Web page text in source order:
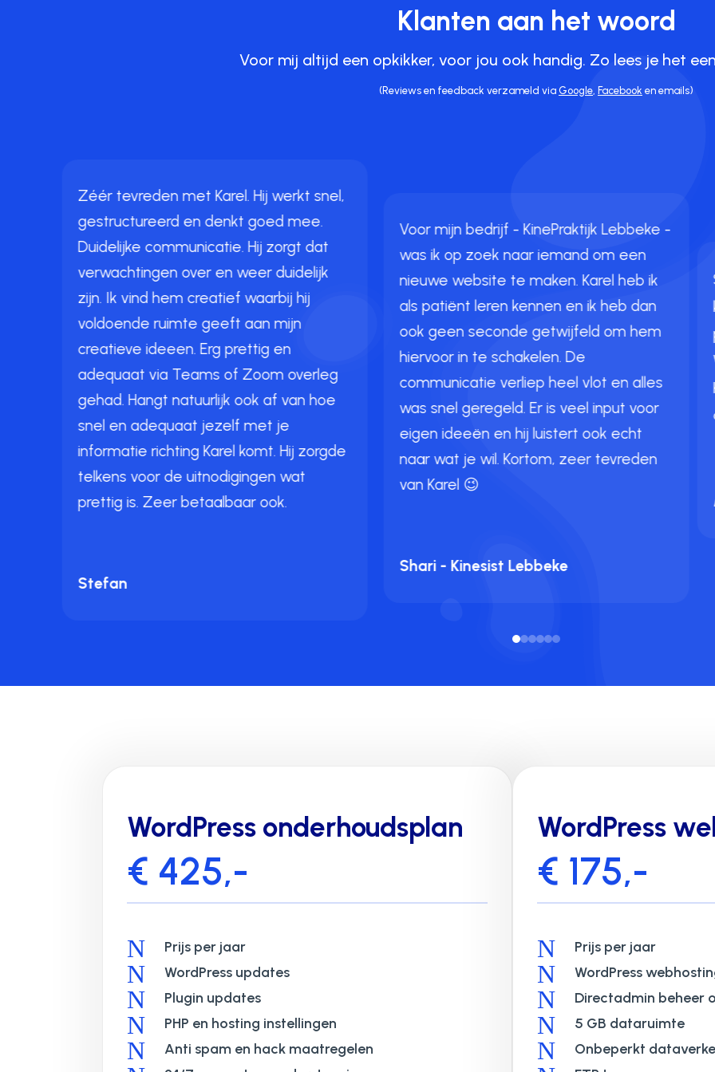
Klanten aan het woord
Voor mij altijd een opkikker, voor jou ook handig. Zo lees je het
(Reviews en feedback verzameld via Google, Facebook en emails)
Zéér tevreden met Karel. Hij werkt snel,
gestructureerd en denkt goed mee.
Duidelijke communicatie. Hij zorgt dat
verwachtingen over en weer duidelijk
zijn. Ik vind hem creatief waarbij hij
voldoende ruimte geeft aan mijn
creatieve ideeen. Erg prettig en
adequaat via Teams of Zoom overleg
gehad. Hangt natuurlijk ook af van hoe
snel en adequaat jezelf met je
informatie richting Karel komt. Hij zorgde
telkens voor de uitnodigingen wat
prettig is. Zeer betaalbaar ook.
Stefan
Voor mijn bedrijf - KinePraktijk Lebbeke -
was ik op zoek naar iemand om een
nieuwe website te maken. Karel heb ik
als patiënt leren kennen en ik heb dan
ook geen seconde getwijfeld om hem
hiervoor in te schakelen. De
communicatie verliep heel vlot en alles
was snel geregeld. Er is veel input voor
eigen ideeën en hij luistert ook echt
naar wat je wil. Kortom, zeer tevreden
van Karel 😉
Shari - Kinesist Lebbeke
WordPress onderhoudsplan
€ 425,-
N Prijs per jaar
N WordPress updates
N Plugin updates
N PHP en hosting instellingen
N Anti spam en hack maatregelen
WordPress
€ 175,-
N Prijs per jaar
N WordPress
N Directadmin beheer
N 5 GB dataruimte
N Onbeperkt